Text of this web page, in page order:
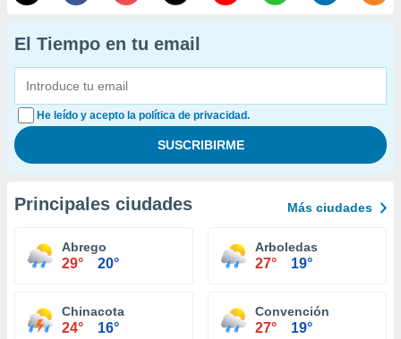
El Tiempo en tu email
He leído y acepto la política de privacidad.
Principales ciudades Más ciudades
Abrego
29° 20°
Arboledas
27° 19°
Chinacota
24° 16°
Convención
27° 19°